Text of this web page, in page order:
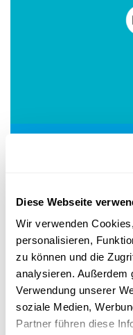
Diese Webseite
Wir verwenden
personalisieren,
zu können und die
analysieren. Außerdem
Verwendung unserer
soziale Medien,
Partner führen diese
Studienteilnehmer
Chronisches
Waren Sie an Covid-19
nicht erholt? Leiden Sie
...
University of Luxembourg